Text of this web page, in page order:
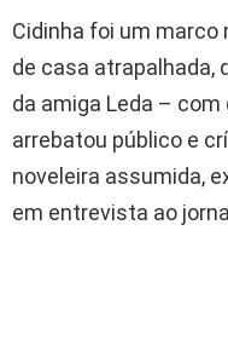
Cidinha foi um marco
de casa atrapalhada,
da amiga Leda –
arrebatou público e
noveleira assumida,
em entrevista ao